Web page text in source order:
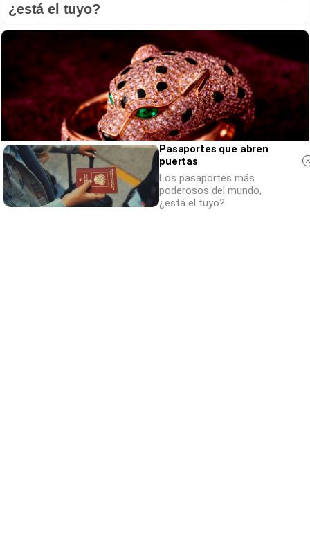
¿está el tuyo?
Pasaportes que abren
puertas
Los pasaportes más
poderosos del mundo,
¿está el tuyo?